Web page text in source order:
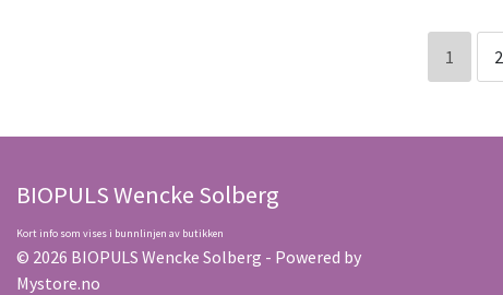
1 2
BIOPULS Wencke Solberg
Kort info som vises i bunnlinjen av butikken
© 2026 BIOPULS Wencke Solberg - Powered by
Mystore.no